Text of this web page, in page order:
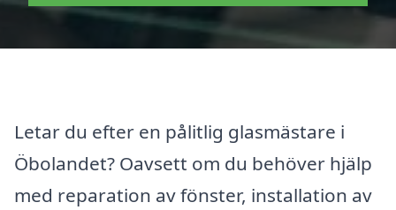
Letar du efter en pålitlig glasmästare i
Öbolandet? Oavsett om du behöver hjälp
med reparation av fönster, installation av